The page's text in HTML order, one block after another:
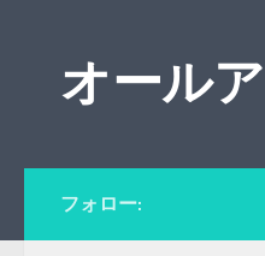
オール
フォロー: